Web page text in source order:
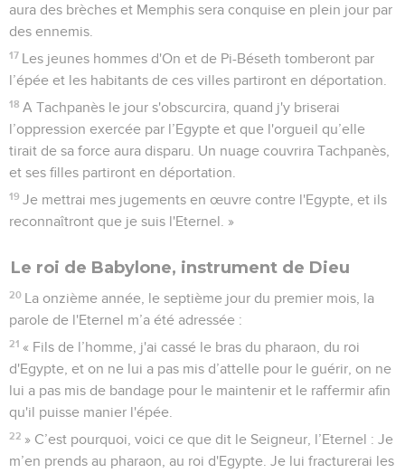
aura des brèches et Memphis sera conquise en plein jour par
des ennemis.
17 Les jeunes hommes d'On et de Pi-Béseth tomberont par
l’épée et les habitants de ces villes partiront en déportation.
18 A Tachpanès le jour s'obscurcira, quand j'y briserai
l’oppression exercée par l’Egypte et que l'orgueil qu’elle
tirait de sa force aura disparu. Un nuage couvrira Tachpanès,
et ses filles partiront en déportation.
19 Je mettrai mes jugements en œuvre contre l'Egypte, et ils
reconnaîtront que je suis l'Eternel. »
Le roi de Babylone, instrument de Dieu
20 La onzième année, le septième jour du premier mois, la
parole de l'Eternel m’a été adressée :
21 « Fils de l’homme, j'ai cassé le bras du pharaon, du roi
d'Egypte, et on ne lui a pas mis d’attelle pour le guérir, on ne
lui a pas mis de bandage pour le maintenir et le raffermir afin
qu'il puisse manier l'épée.
22 » C’est pourquoi, voici ce que dit le Seigneur, l’Eternel : Je
m’en prends au pharaon, au roi d'Egypte. Je lui fracturerai les